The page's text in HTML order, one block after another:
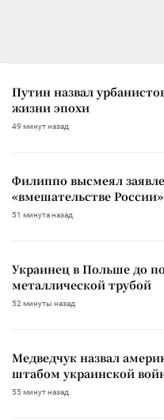
Путин назвал
жизни эпохи
49 минут назад
Филиппо высмеял
«вмешательстве
51 минута назад
Украинец в Польше до
металлической трубой
52 минуты назад
Медведчук назвал
штабом украинской
55 минут назад